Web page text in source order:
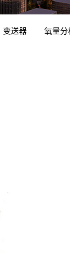
变送器 氧量分